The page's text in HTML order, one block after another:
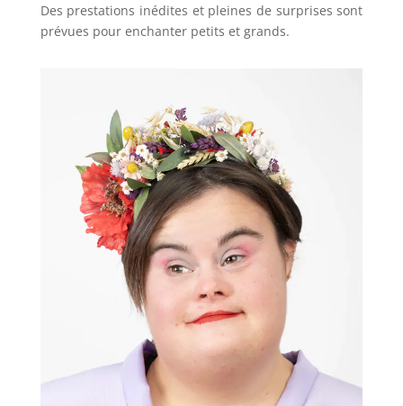
Des prestations inédites et pleines de surprises sont
prévues pour enchanter petits et grands.